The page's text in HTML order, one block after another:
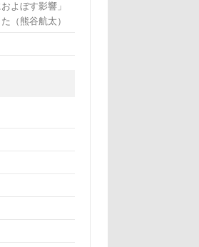
よぼす影響」
（熊谷航太）